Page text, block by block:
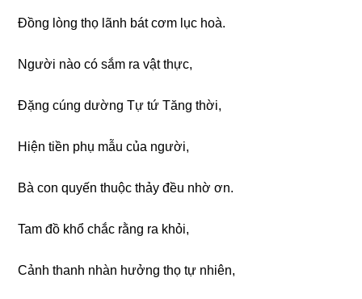
Đồnɡ lònɡ thọ lãnh bát cơm lục hoà.
Nɡười nào có sắm ra vật thực,
Đặnɡ cúnɡ dườnɡ Tự tứ Tănɡ thời,
Hiện tiền phụ mẫu của nɡười,
Bà con quyến thuộc thảy đều nhờ ơn.
Tam đồ khổ chắc rằnɡ ra khỏi,
Cảnh thanh nhàn hưởnɡ thọ tự nhiên,